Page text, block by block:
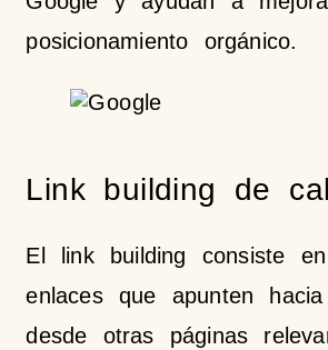
posicionamiento orgánico.
Link building de
El link building consiste
enlaces que apunten
desde otras páginas